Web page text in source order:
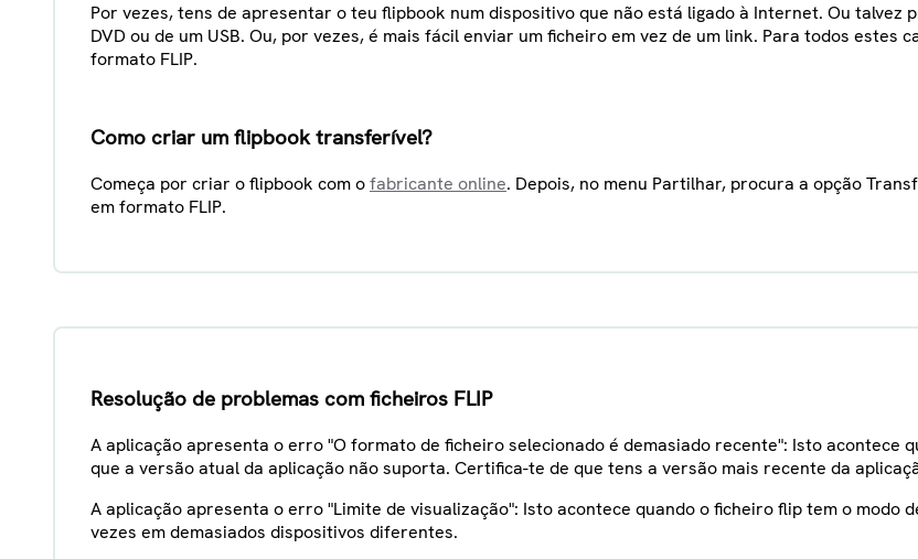
Por vezes, tens de apresentar o teu flipbook num dispositivo que não está ligado à Internet. Ou
DVD ou de um USB. Ou, por vezes, é mais fácil enviar um ficheiro em vez de um link. Para todos estes
formato FLIP.
Como criar um flipbook transferível?
Começa por criar o flipbook com ofabricante online. Depois, no menu Partilhar, procura a opção
em formato FLIP.
Resolução de problemas com ficheiros FLIP
A aplicação apresenta o erro "O formato de ficheiro selecionado é demasiado recente": Isto acontece
que a versão atual da aplicação não suporta. Certifica-te de que tens a versão mais recente da
A aplicação apresenta o erro "Limite de visualização": Isto acontece quando o ficheiro flip tem o
vezes em demasiados dispositivos diferentes.